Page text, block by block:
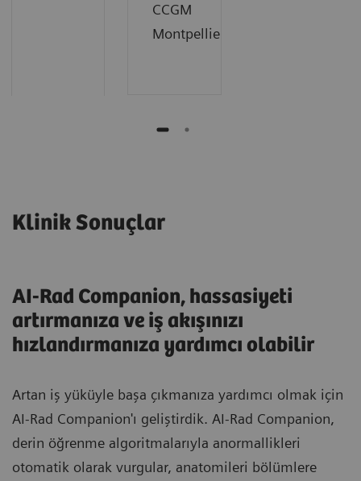
CCGM
Montpellier
Klinik Sonuçlar
AI-Rad Companion, hassasiyeti
artırmanıza ve iş akışınızı
hızlandırmanıza yardımcı olabilir
Artan iş yüküyle başa çıkmanıza yardımcı olmak için
AI-Rad Companion'ı geliştirdik. AI-Rad Companion,
derin öğrenme algoritmalarıyla anormallikleri
otomatik olarak vurgular, anatomileri bölümlere